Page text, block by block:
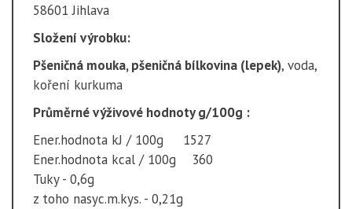
58601 Jihlava
Složení výrobku:
Pšeničná mouka, pšeničná bílkovina (lepek), voda,
koření kurkuma
Průměrné výživové hodnoty g/100g :
Ener.hodnota kJ / 100g 1527
Ener.hodnota kcal / 100g 360
Tuky - 0,6g
z toho nasyc.m.kys. - 0,21g